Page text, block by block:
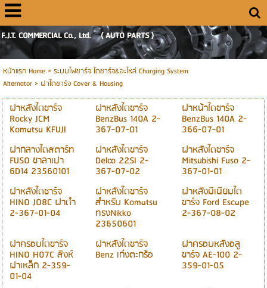
F.J.T. COMMERCIAL Co., Ltd. ( AUTO PARTS )
หน้าแรก Home> ระบบไฟชาร์จ ไดชาร์จ&อะไหล่ Charging System
Alternator > ฝาไดชาร์จ Cover & Housing
ฝาหลังไดชาร์จ
Rocky JCM
Komatsu KFUJI
ฝาหลังไดชาร์จ
BenzBus 140A 2-
367-07-01
ฝาหน้าไดชาร์จ
BenzBus 140A 2-
366-07-01
ฝากลางไดสตาร์ท
FUSO ซาลาเปา
6D14 23560101
ฝาหลังไดชาร์จ
Delco 22SI 2-
367-07-02
ฝาหลังไดชาร์จ
Mitsubishi Fuso 2-
367-01-01
ฝาหลังไดชาร์จ
HINO JO8C ฝาดำ
2-367-01-04
ฝาหลังไดชาร์จ
สำหรับ Komatsu
ทรงNikko
23650601
ฝาหลังมีเนียมได
ชาร์จ Ford Escape
2-367-08-02
ฝาครอบไดชาร์จ
HINO H07C สิงห์
ฝาเหล็ก 2-359-
01-04
ฝาหลังไดชาร์จ
Benz เก๋งตะกร้อ
ฝาครอบหลัังอลู
ชาร์จ AE-100 2-
359-01-05